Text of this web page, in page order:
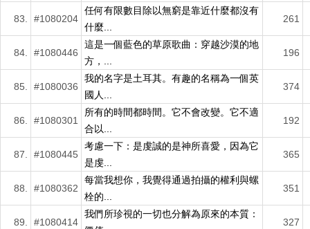
83. #1080204
任何有限數目除以無窮是靠近什麼都沒有
什麼...
261
84. #1080446
這是一個藍色的草原歌曲：穿越沙漠的地
方，...
196
85. #1080036
我的名字是土耳其。有趣的名稱為一個英
國人...
374
86. #1080301
所有的時間都時間。它不會改變。它不適
合以...
192
87. #1080445
考慮一下：是虔誠的是神所喜愛，因為它
是虔...
365
88. #1080362
每當我想你，我覺得通過拍攝的權利與螺
栓的...
351
89. #1080414
我們所珍視的一切也分解為原來的本質：
327